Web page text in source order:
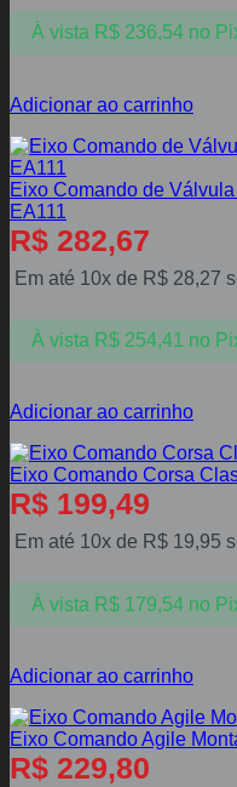
À vista R$236,54 no
Adicionar ao carrinho
Eixo Comando de
EA111
R$ 282,67
Em até 10x de R$ 28,27
À vista R$254,41 no
Adicionar ao carrinho
Eixo Comando Corsa
R$ 199,49
Em até 10x de R$ 19,95
À vista R$179,54 no
Adicionar ao carrinho
Eixo Comando Agile
R$ 229,80